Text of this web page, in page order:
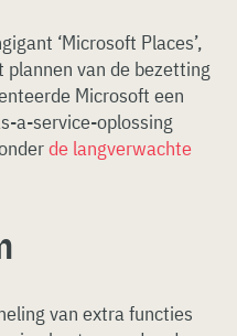
‘Microsoft Places’,
van de bezetting
Microsoft een
a-service-oplossing
de langverwachte
van extra functies